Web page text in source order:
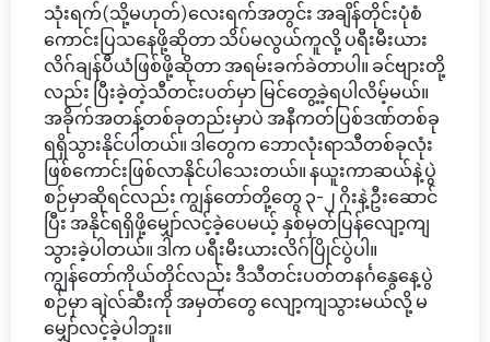
သုံးရက်(သို့မဟုတ်)လေးရက်အတွင်း အချိန်တိုင်းပုံစံ
ကောင်းပြသနေဖို့ဆိုတာ သိပ်မလွယ်ကူလို့ ပရီးမီးယား
လိဂ်ချန်ပီယံဖြစ်ဖို့ဆိုတာ အရမ်းခက်ခဲတာပါ။ ခင်ဗျားတို့
လည်း ပြီးခဲ့တဲ့သီတင်းပတ်မှာ မြင်တွေ့ခဲ့ရပါလိမ့်မယ်။
အခိုက်အတန့်တစ်ခုတည်းမှာပဲ အနီကတ်ပြစ်ဒဏ်တစ်ခု
ရရှိသွားနိုင်ပါတယ်။ ဒါတွေက ဘောလုံးရာသီတစ်ခုလုံး
ဖြစ်ကောင်းဖြစ်လာနိုင်ပါသေးတယ်။ နယူးကာဆယ်နဲ့ပွဲ
စဉ်မှာဆိုရင်လည်း ကျွန်တော်တို့တွေ ၃-၂ ဂိုးနဲ့ဦးဆောင်
ပြီး အနိုင်ရရှိဖို့မျှော်လင့်ခဲ့ပေမယ့် နှစ်မှတ်ပြန်လျော့ကျ
သွားခဲ့ပါတယ်။ ဒါက ပရီးမီးယားလိဂ်ပြိုင်ပွဲပါ။
ကျွန်တော်ကိုယ်တိုင်လည်း ဒီသီတင်းပတ်တနင်္ဂနွေနေ့ပွဲ
စဉ်မှာ ချဲလ်ဆီးကို အမှတ်တွေ လျော့ကျသွားမယ်လို့ မ
မျှော်လင့်ခဲ့ပါဘူး။